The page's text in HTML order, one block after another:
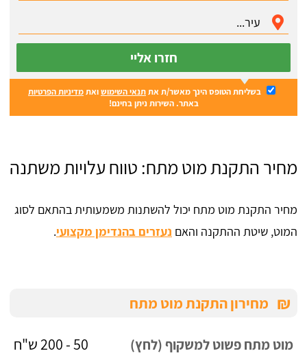
חזרו אליי
בשליחת הטופס הינך מאשר/ת אתתנאי השימושואתמדיניות הפרטיות
באתר. השירות ניתן בחינם!
מחיר התקנת מוט מתח: טווח עלויות משתנה
מחיר התקנת מוט מתח יכול להשתנות משמעותית בהתאם לסוג
המוט, שיטת ההתקנה והאם נעזרים בהנדימן מקצועי.
₪ מחירון התקנת מוט מתח
מוט מתח פשוט למשקוף (לחץ) 50 - 200 ש"ח